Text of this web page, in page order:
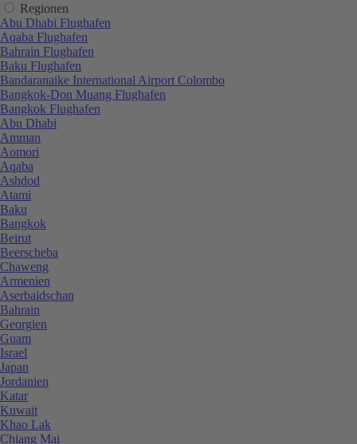
Regionen
Abu Dhabi Flughafen
Aqaba Flughafen
Bahrain Flughafen
Baku Flughafen
Bandaranaike International Airport Colombo
Bangkok-Don Muang Flughafen
Bangkok Flughafen
Abu Dhabi
Amman
Aomori
Aqaba
Ashdod
Atami
Baku
Bangkok
Beirut
Beerscheba
Chaweng
Armenien
Aserbaidschan
Bahrain
Georgien
Guam
Israel
Japan
Jordanien
Katar
Kuwait
Khao Lak
Chiang Mai